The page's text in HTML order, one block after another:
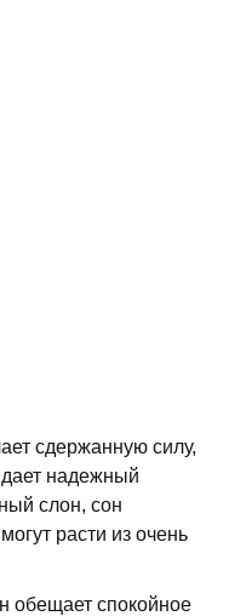
сдержанную силу,
надежный
слон, сон
расти из очень
обещает спокойное